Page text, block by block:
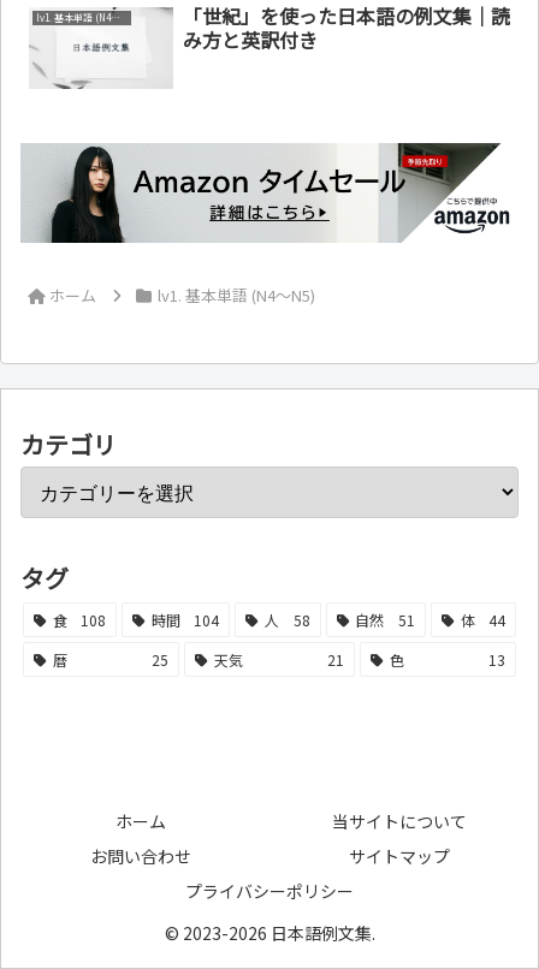
lv1. 基本単語 (N4～N5)
「世紀」を使った日本語の例文集｜読
み方と英訳付き
ホーム lv1. 基本単語 (N4～N5)
カテゴリ
タグ
食 108 時間 104 人 58 自然 51 体
44
暦
25 天気 21 色 13
ホーム
当サイトについて
お問い合わせ
サイトマップ
プライバシーポリシー
© 2023-2026 日本語例文集.